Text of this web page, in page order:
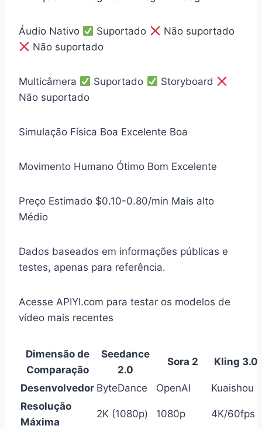
Áudio Nativo Suportado
Não suportado
Não suportado
Multicâmera Suportado
Storyboard
Não suportado
Simulação Física Boa Excelente Boa
Movimento Humano Ótimo Bom Excelente
Preço Estimado $0.10-0.80/min Mais alto
Médio
Dados baseados em informações públicas e
testes, apenas para referência.
Acesse APIYI.com para testar os modelos de
vídeo mais recentes
Dimensão de
Comparação
Seedance
2.0
Sora 2 Kling 3.0
Desenvolvedor ByteDance OpenAI
Kuaishou
Resolução
Máxima
2K (1080p) 1080p 4K/60fps